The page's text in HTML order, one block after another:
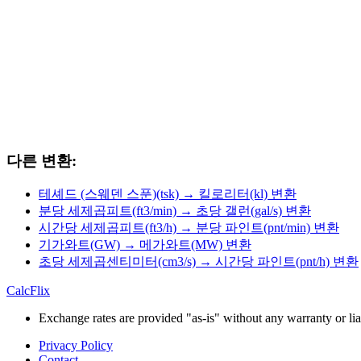
다른 변환:
테셰드 (스웨덴 스푼)(tsk) → 킬로리터(kl) 변환
분당 세제곱피트(ft3/min) → 초당 갤런(gal/s) 변환
시간당 세제곱피트(ft3/h) → 분당 파인트(pnt/min) 변환
기가와트(GW) → 메가와트(MW) 변환
초당 세제곱센티미터(cm3/s) → 시간당 파인트(pnt/h) 변환
CalcFlix
Exchange rates are provided "as-is" without any warranty or
Privacy Policy